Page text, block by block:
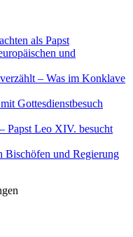
als Papst
und
– Was im Konklave
Gottesdienstbesuch
Papst Leo XIV. besucht
Bischöfen und Regierung